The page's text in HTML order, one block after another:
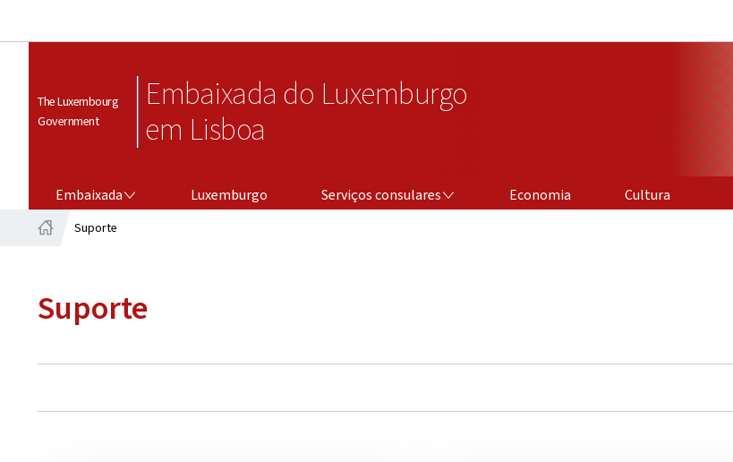
The Luxembourg
Government
Embaixada do Luxemburgo
em Lisboa
Embaixada Luxemburgo Serviços consulares Economia
Cultura
Suporte
Suporte